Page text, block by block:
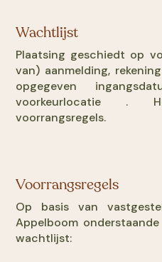
Wachtlijst
Plaatsing geschiedt op
van) aanmelding,
opgegeven
voorkeurlocatie .
voorrangsregels.
Voorrangsregels
Op basis van
Appelboom
wachtlijst: